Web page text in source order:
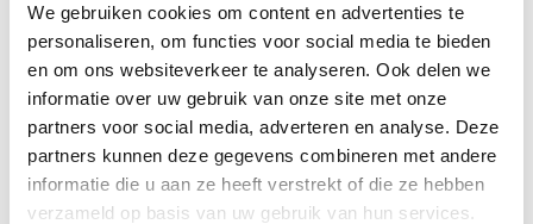
We gebruiken cookies om content en advertenties te
personaliseren, om functies voor social media te bieden
en om ons websiteverkeer te analyseren. Ook delen we
informatie over uw gebruik van onze site met onze
partners voor social media, adverteren en analyse. Deze
partners kunnen deze gegevens combineren met andere
informatie die u aan ze heeft verstrekt of die ze hebben
verzameld op basis van uw gebruik van hun services.
Artikelnr.: BK9.200S
200 mm
90 graden
Bekijk product